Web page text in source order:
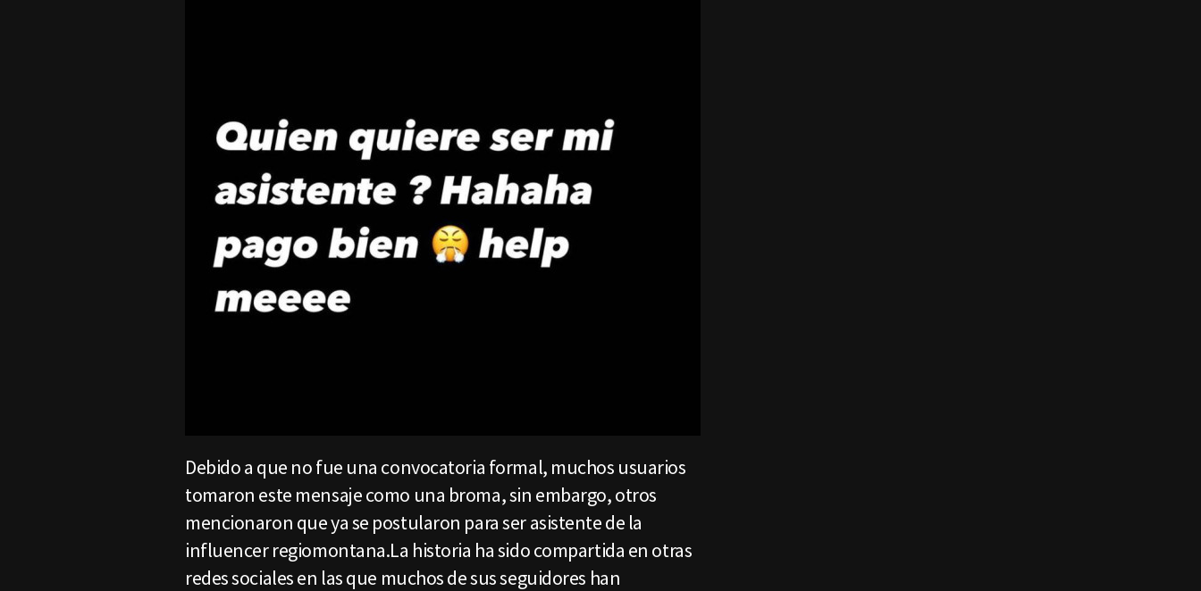
Debido a que no fue una convocatoria formal, muchos usuarios
tomaron este mensaje como una broma, sin embargo, otros
mencionaron que ya se postularon para ser asistente de la
influencer regiomontana.La historia ha sido compartida en otras
redes sociales en las que muchos de sus seguidores han